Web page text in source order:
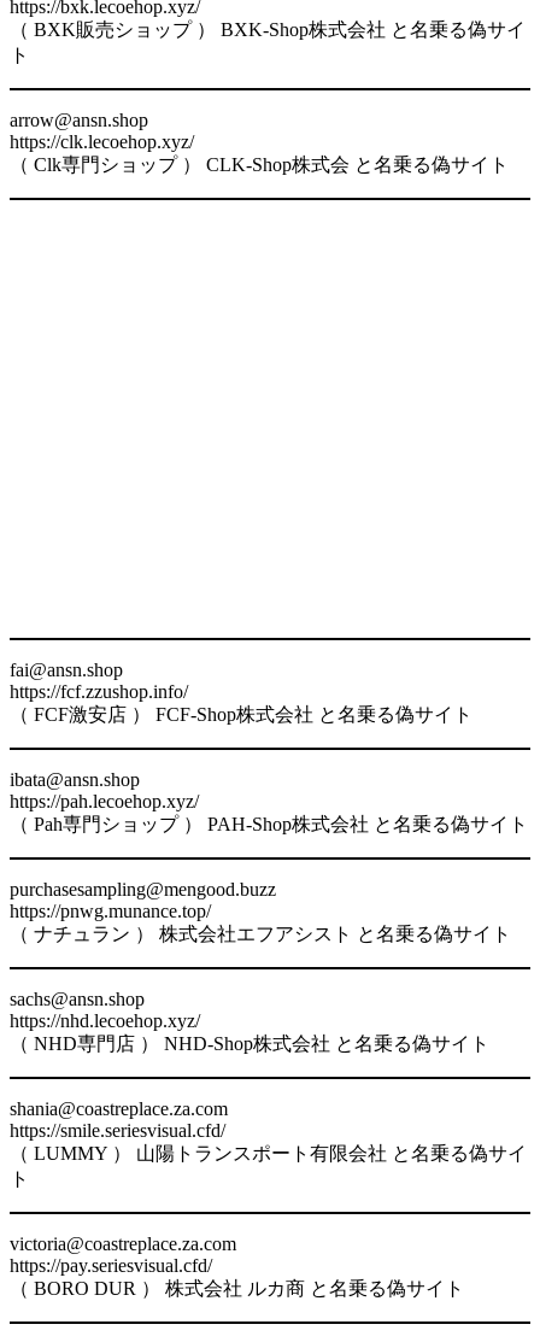
https://bxk.lecoehop.xyz/
（ BXK販売ショップ ） BXK-Shop株式会社 と名乗る偽サイ
ト
arrow@ansn.shop
https://clk.lecoehop.xyz/
（ Clk専門ショップ ） CLK-Shop株式会 と名乗る偽サイト
fai@ansn.shop
https://fcf.zzushop.info/
（ FCF激安店 ） FCF-Shop株式会社 と名乗る偽サイト
ibata@ansn.shop
https://pah.lecoehop.xyz/
（ Pah専門ショップ ） PAH-Shop株式会社 と名乗る偽サイト
purchasesampling@mengood.buzz
https://pnwg.munance.top/
（ ナチュラン ） 株式会社エフアシスト と名乗る偽サイト
sachs@ansn.shop
https://nhd.lecoehop.xyz/
（ NHD専門店 ） NHD-Shop株式会社 と名乗る偽サイト
shania@coastreplace.za.com
https://smile.seriesvisual.cfd/
（ LUMMY ） 山陽トランスポート有限会社 と名乗る偽サイ
ト
victoria@coastreplace.za.com
https://pay.seriesvisual.cfd/
（ BORO DUR ） 株式会社 ルカ商 と名乗る偽サイト